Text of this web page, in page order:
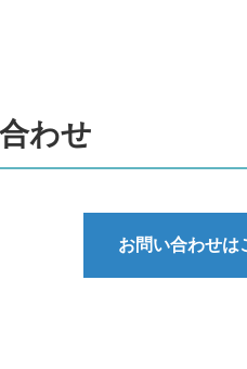
わせ
お問い合わせは